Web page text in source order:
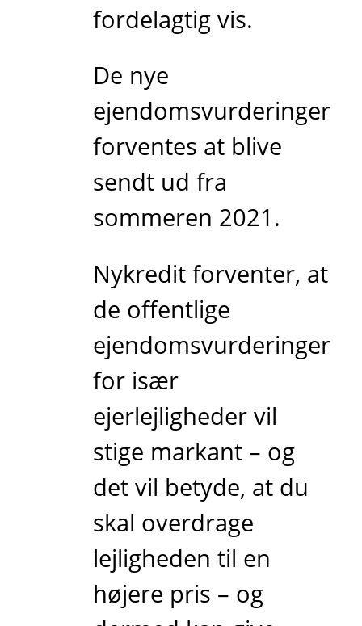
fordelagtig vis.
De nye
ejendomsvurderinger
forventes at blive
sendt ud fra
sommeren 2021.
Nykredit forventer, at
de offentlige
ejendomsvurderinger
for især
ejerlejligheder vil
stige markant – og
det vil betyde, at du
skal overdrage
lejligheden til en
højere pris – og